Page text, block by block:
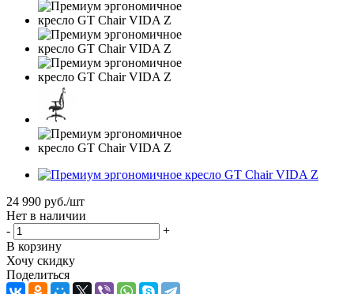
24 990 руб./шт
Нет в наличии
-
+
В корзину
Хочу скидку
Поделиться